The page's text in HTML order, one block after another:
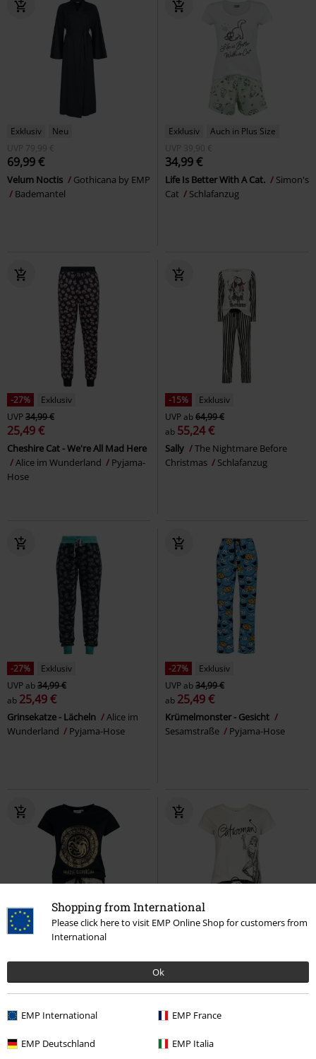
Shopping from International
Please click here to visit EMP Online Shop for customers from
International
Ok
EMP International EMP France
EMP Deutschland EMP Italia
Exklusiv
Neu
UVP
79,99 €
69,99 €
Velum Noctis
Gothicana by EMP
Bademantel
Exklusiv
Auch in Plus Size
UVP
39,90 €
34,99 €
Life Is Better With A Cat.
Simon's
Cat
Schlafanzug
-27%
Exklusiv
UVP34,99 €
25,49 €
Cheshire Cat - We're All Mad Here
Alice im Wunderland
Pyjama-
Hose
-15%
Exklusiv
UVPab64,99 €
ab 55,24 €
Sally
The Nightmare Before
Christmas
Schlafanzug
-27%
Exklusiv
UVPab34,99 €
ab 25,49 €
Grinsekatze - Lächeln
Alice im
Wunderland
Pyjama-Hose
-27%
Exklusiv
UVPab34,99 €
ab 25,49 €
Krümelmonster - Gesicht
Sesamstraße
Pyjama-Hose
Exklusiv
Auch in Plus Size
House of the Dragon
Game Of
Catwoman
Batman